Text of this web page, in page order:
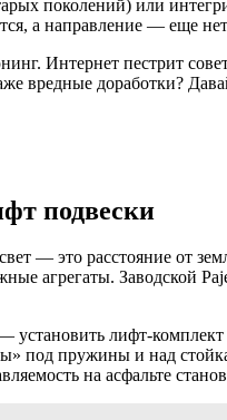
поколений) или
а направление — еще
Интернет пестрит
вредные доработки?
подвески
— это расстояние от
агрегаты. Заводской
лифт-
под пружины и над
на асфальте